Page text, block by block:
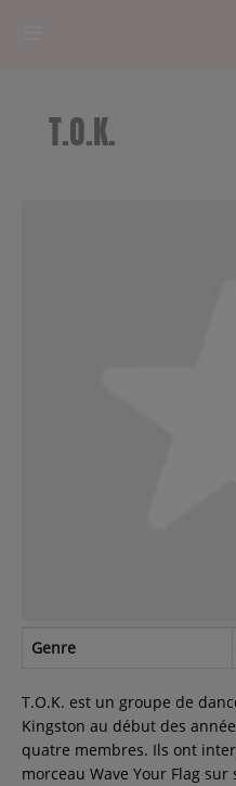
RADIOPLAYER
Recherche d'un titre
T.O.K.
Genre
T.O.K. est un groupe de
Kingston au début des
quatre membres. Ils ont
morceau Wave Your Flag